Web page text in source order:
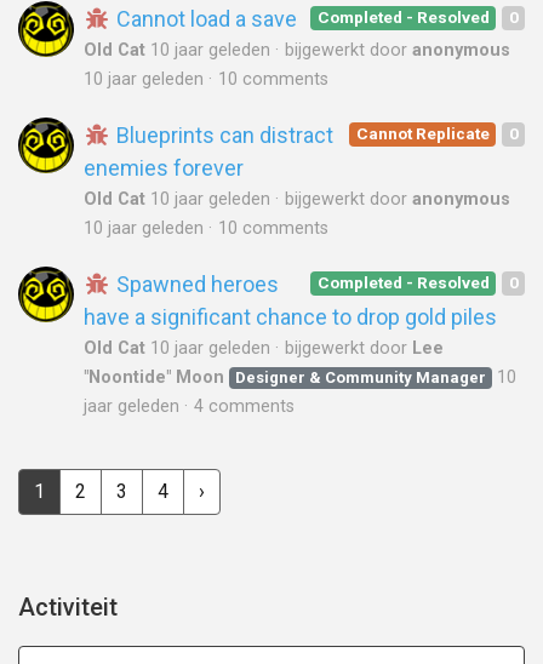
0
Completed - Resolved
Cannot load a save
Old Cat 10 jaar geleden bijgewerkt door anonymous
10 jaar geleden
10 comments
0
Cannot Replicate
Blueprints can distract
enemies forever
Old Cat 10 jaar geleden bijgewerkt door anonymous
10 jaar geleden
10 comments
0
Completed - Resolved
Spawned heroes
have a significant chance to drop gold piles
Old Cat 10 jaar geleden bijgewerkt door Lee
"Noontide" Moon
Designer & Community Manager
10
jaar geleden
4 comments
1 2 3 4 ›
Activiteit